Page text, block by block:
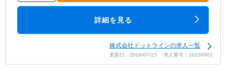
詳細を見る
株式会社ドットラインの求人一覧
更新日：2026/07/15 求人番号：10158901